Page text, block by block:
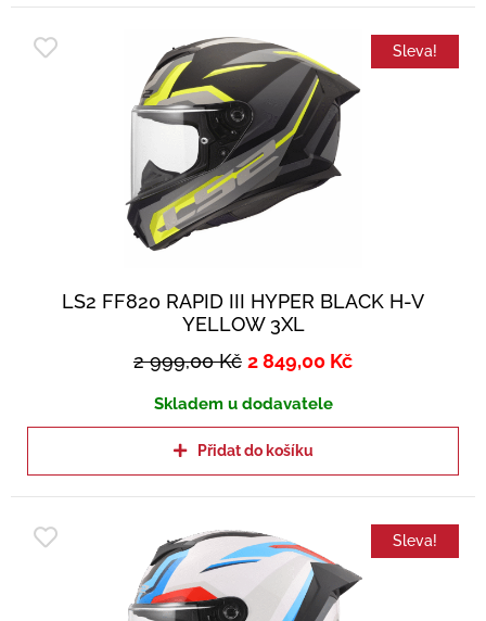
Sleva!
LS2 FF820 RAPID III HYPER BLACK H-V
YELLOW 3XL
2 999,00Kč 2 849,00 Kč
Skladem u dodavatele
Přidat do košíku
Sleva!